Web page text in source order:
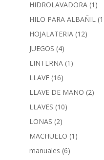
HIDROLAVADORA (1)
HILO PARA ALBAÑIL
HOJALATERIA (12)
JUEGOS (4)
LINTERNA (1)
LLAVE (16)
LLAVE DE MANO (2)
LLAVES (10)
LONAS (2)
MACHUELO (1)
manuales (6)